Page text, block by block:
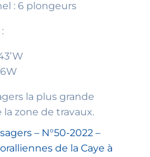
: 6 plongeurs
la plus grande
zone de travaux.
– N°50-2022 –
de la Caye à